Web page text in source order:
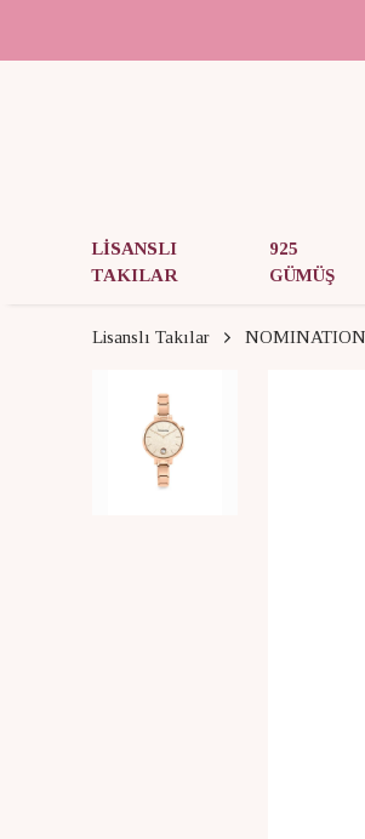
LİSANSLI
TAKILAR
925
GÜMÜŞ
Lisanslı Takılar